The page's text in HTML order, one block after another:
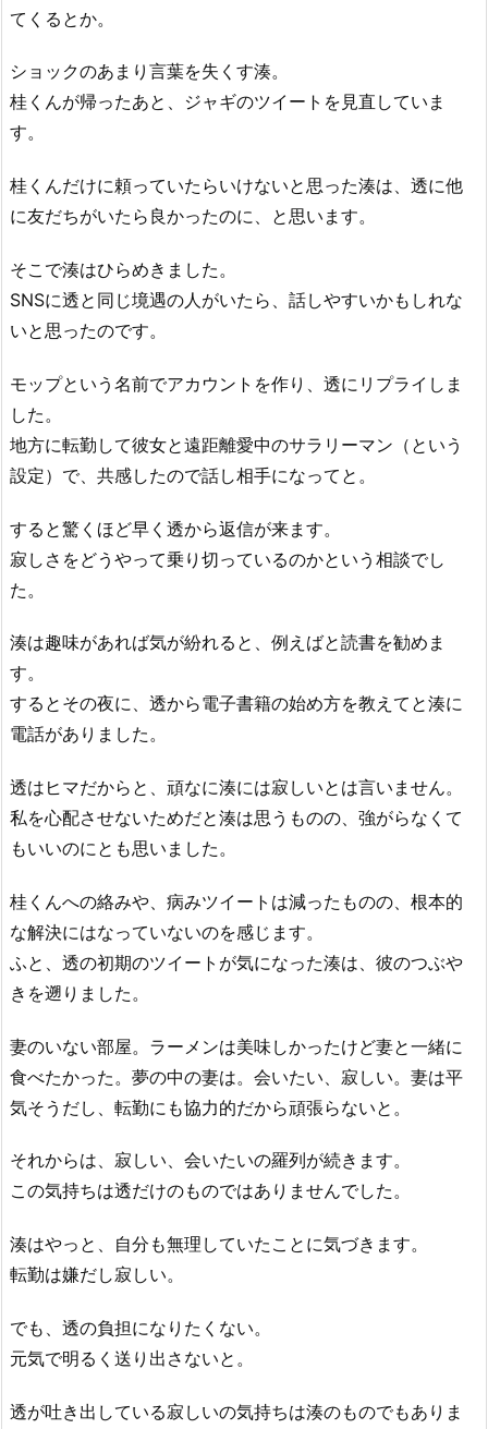
てくるとか。
ショックのあまり言葉を失くす湊。
桂くんが帰ったあと、ジャギのツイートを見直していま
す。
桂くんだけに頼っていたらいけないと思った湊は、透に他
に友だちがいたら良かったのに、と思います。
そこで湊はひらめきました。
SNSに透と同じ境遇の人がいたら、話しやすいかもしれな
いと思ったのです。
モップという名前でアカウントを作り、透にリプライしま
した。
地方に転勤して彼女と遠距離愛中のサラリーマン（という
設定）で、共感したので話し相手になってと。
すると驚くほど早く透から返信が来ます。
寂しさをどうやって乗り切っているのかという相談でし
た。
湊は趣味があれば気が紛れると、例えばと読書を勧めま
す。
するとその夜に、透から電子書籍の始め方を教えてと湊に
電話がありました。
透はヒマだからと、頑なに湊には寂しいとは言いません。
私を心配させないためだと湊は思うものの、強がらなくて
もいいのにとも思いました。
桂くんへの絡みや、病みツイートは減ったものの、根本的
な解決にはなっていないのを感じます。
ふと、透の初期のツイートが気になった湊は、彼のつぶや
きを遡りました。
妻のいない部屋。ラーメンは美味しかったけど妻と一緒に
食べたかった。夢の中の妻は。会いたい、寂しい。妻は平
気そうだし、転勤にも協力的だから頑張らないと。
それからは、寂しい、会いたいの羅列が続きます。
この気持ちは透だけのものではありませんでした。
湊はやっと、自分も無理していたことに気づきます。
転勤は嫌だし寂しい。
でも、透の負担になりたくない。
元気で明るく送り出さないと。
透が吐き出している寂しいの気持ちは湊のものでもありま